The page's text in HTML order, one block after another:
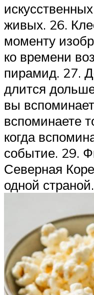
живых. 26.
моменту
ко времени
пирамид. 27.
длится
вы
вспоминаете
когда
событие. 29.
Северная
одной страной.